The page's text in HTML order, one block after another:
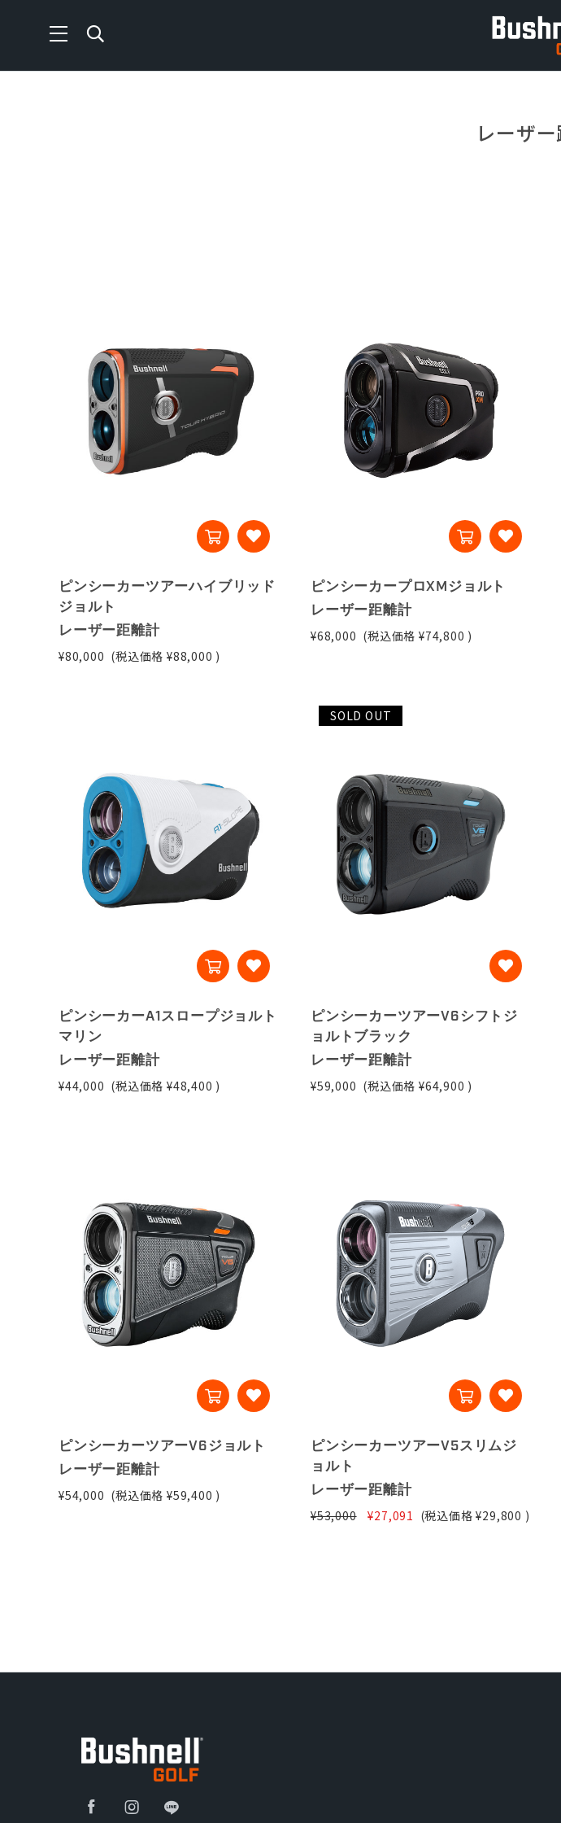
レーザ
ピンシーカーツアーハイブリッド
ジョルト
レーザー距離計
¥80,000 (税込価格 ¥88,000 )
ピンシーカープロXMジョルト
レーザー距離計
¥68,000 (税込価格 ¥74,800 )
ピンシーカーA1スロープジョルト
マリン
レーザー距離計
¥44,000 (税込価格 ¥48,400 )
SOLD OUT
ピンシーカーツアーV6シフトジ
ョルトブラック
レーザー距離計
¥59,000 (税込価格 ¥64,900 )
ピンシーカーツアーV6ジョルト
レーザー距離計
¥54,000 (税込価格 ¥59,400 )
ピンシーカーツアーV5スリムジ
ョルト
レーザー距離計
¥53,000 ¥27,091 (税込価格 ¥29,800 )